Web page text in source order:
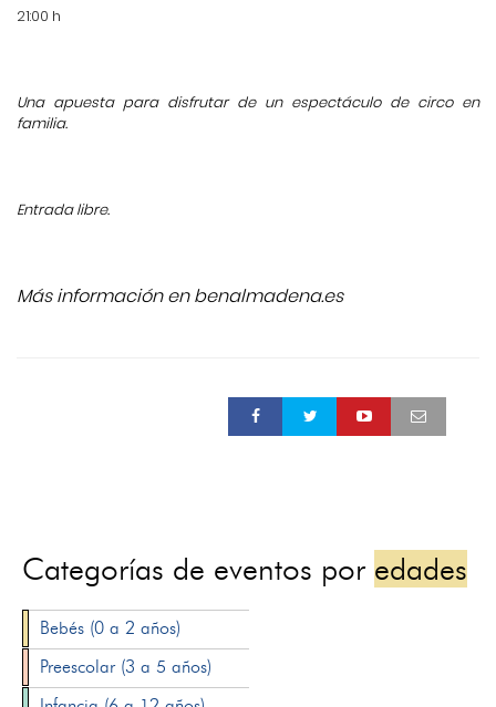
21:00 h
Una apuesta para disfrutar de un espectáculo de circo en
familia.
Entrada libre.
Más información en benalmadena.es
Categorías de eventos por edades
Bebés (0 a 2 años)
Preescolar (3 a 5 años)